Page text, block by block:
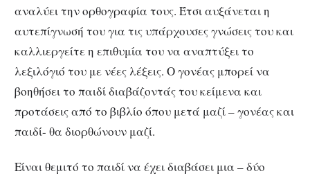
αναλύει την ορθογραφία τους. Έτσι αυξάνεται η
αυτεπίγνωσή του για τις υπάρχουσες γνώσεις του και
καλλιεργείτε η επιθυμία του να αναπτύξει το
λεξιλόγιό του με νέες λέξεις. Ο γονέας μπορεί να
βοηθήσει το παιδί διαβάζοντάς του κείμενα και
προτάσεις από το βιβλίο όπου μετά μαζί – γονέας και
παιδί- θα διορθώνουν μαζί.
Είναι θεμιτό το παιδί να έχει διαβάσει μια – δύο